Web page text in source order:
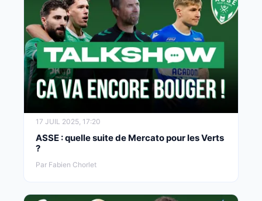
17 JUIL 2025, 17:20
ASSE : quelle suite de Mercato pour les Verts
?
Par Fabien Chorlet